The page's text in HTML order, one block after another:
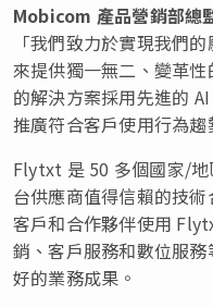
Mobicom 產品營銷部總
「我們致力於實現我們
來提供獨一無二、變革
的解決方案採用先進的
推廣符合客戶使用行為趨
Flytxt 是 50 多個國家/地
台供應商值得信賴的技術
客戶和合作夥伴使用
銷、客戶服務和數位服
好的業務成果。